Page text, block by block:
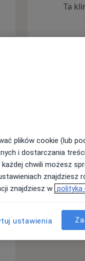
Ta
plików cookie (lub
i dostarczania
chwili możesz
znajdziesz
znajdziesz w polityka
ustawienia